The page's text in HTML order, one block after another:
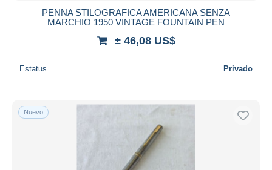
PENNA STILOGRAFICA AMERICANA SENZA
MARCHIO 1950 VINTAGE FOUNTAIN PEN
± 46,08 US$
Estatus Privado
Nuevo